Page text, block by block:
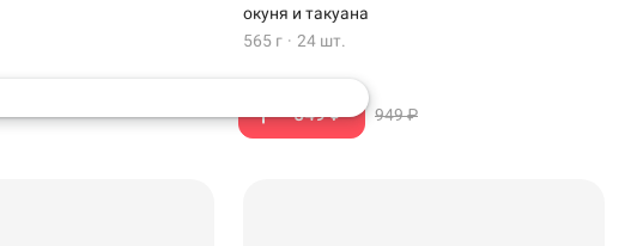
окуня и такуана
565 г · 24 шт.
549 ₽ 949 ₽